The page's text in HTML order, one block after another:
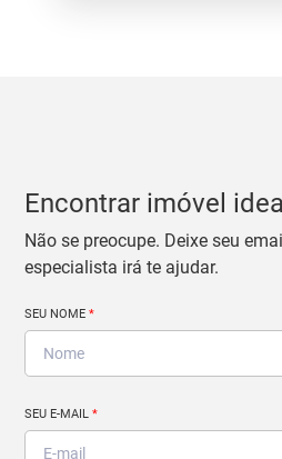
Encontrar imóvel
Não se preocupe. Deixe seu
especialista irá te ajudar.
SEU NOME*
SEU E-MAIL*